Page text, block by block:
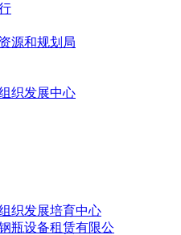
源和规划局
织发展中心
织发展培育中心
瓶设备租赁有限公